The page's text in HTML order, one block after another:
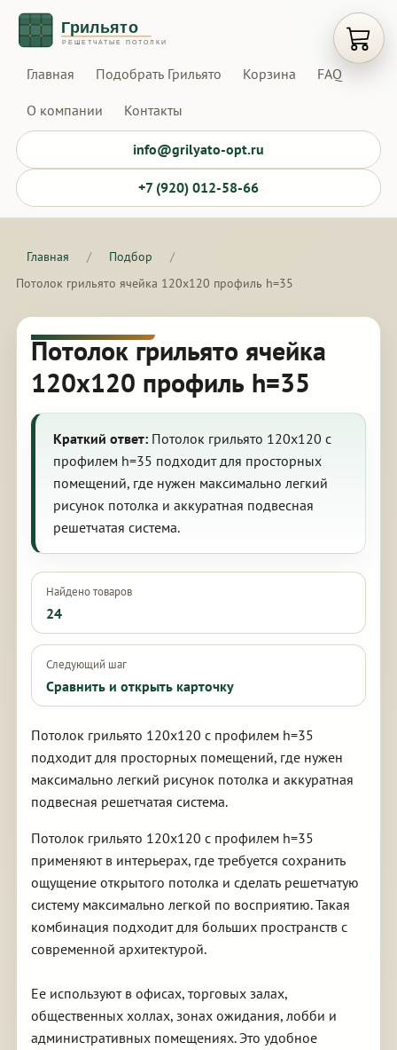
Главная Подобрать Грильято Корзина FAQ
О компании Контакты
info@grilyato-opt.ru
+7 (920) 012-58-66
Главная / Подбор
/
Потолок грильято ячейка 120х120 профиль h=35
Потолок грильято ячейка
120х120 профиль h=35
Краткий ответ:Потолок грильято 120х120 с
профилем h=35 подходит для просторных
помещений, где нужен максимально легкий
рисунок потолка и аккуратная подвесная
решетчатая система.
Найдено товаров
24
Следующий шаг
Сравнить и открыть карточку
Потолок грильято 120х120 с профилем h=35
подходит для просторных помещений, где нужен
максимально легкий рисунок потолка и аккуратная
подвесная решетчатая система.
Потолок грильято 120х120 с профилем h=35
применяют в интерьерах, где требуется сохранить
ощущение открытого потолка и сделать решетчатую
систему максимально легкой по восприятию. Такая
комбинация подходит для больших пространств с
современной архитектурой.
Ее используют в офисах, торговых залах,
общественных холлах, зонах ожидания, лобби и
административных помещениях. Это удобное